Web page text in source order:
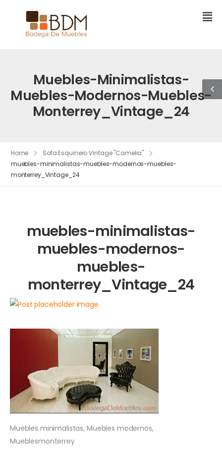
Muebles-Minimalistas-
Muebles-Modernos-Muebles-
Monterrey_Vintage_24
Home
Sofa Esquinero Vintage "Camelia"
muebles-minimalistas-muebles-modernos-muebles-
monterrey_Vintage_24
muebles-minimalistas-
muebles-modernos-
muebles-
monterrey_Vintage_24
Muebles minimalistas, Muebles modernos,
Mueblesmonterrey